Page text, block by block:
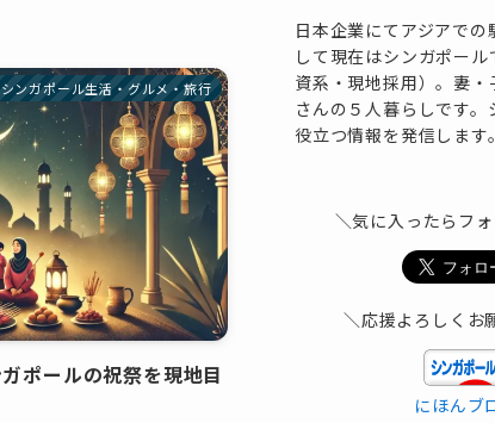
シンガポール生活・グルメ・旅行
ポールの祝祭を現地目
日本企業にてアジアで
して現在はシンガポー
資系・現地採用）。妻
さんの５人暮らしです
役立つ情報を発信します。
＼気に入ったらフ
＼応援よろしくお
にほんブ